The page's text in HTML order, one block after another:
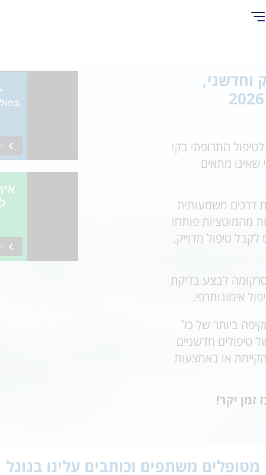
וחדשני,
התרופתי בקו
שאינו מתאים
דרכים משמעותית
מהמוטציות פותחו
לקבל טיפול מדוייק,
לבצע בדיקת
אימונותרפי.
ביותר של כל
טיפולים חדשניים
או באמצעות
זמן יקר!
מטופלים משתפים וכותבים עלינו בגוגל